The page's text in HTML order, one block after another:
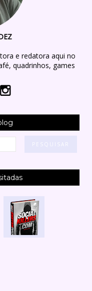
e redatora aqui no
quadrinhos, games